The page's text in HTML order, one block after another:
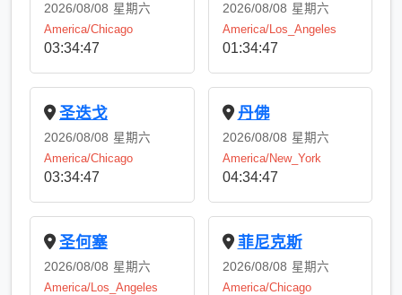
2026/08/08 星期六
America/Chicago
03:34:47
2026/08/08 星期六
America/Los_Angeles
01:34:47
圣迭戈
2026/08/08 星期六
America/Chicago
03:34:47
丹佛
2026/08/08 星期六
America/New_York
04:34:47
圣何塞
2026/08/08 星期六
America/Los_Angeles
菲尼克斯
2026/08/08 星期六
America/Chicago